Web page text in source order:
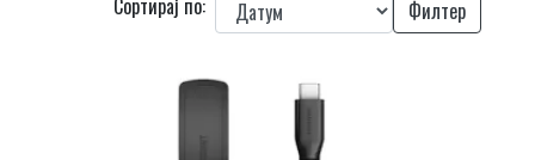
Сортирај по: Филтер